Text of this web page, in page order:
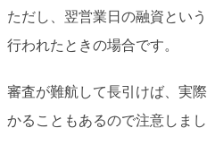
ただし、翌営業日の融資とい
行われたときの場合です。
審査が難航して長引けば、実
かることもあるので注意しまし